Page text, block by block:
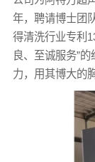
年，聘请博士团
得清洗行业专利
良、至诚服务”
力，用其博大的